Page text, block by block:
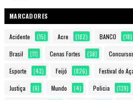
MARCADORES
Acidente (15) Acre (182) BANCO (18)
Brasil (11) Cenas Fortes (38) Concursos
Esporte (43) Feijó (826) Festival do
Justiça (6) Mundo (4) Policia (139)